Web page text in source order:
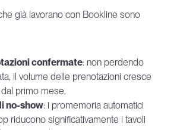
già lavorano con Bookline sono
confermate: non perdendo
il volume delle prenotazioni cresce
primo mese.
no-show: i promemoria automatici
riducono significativamente i tavoli